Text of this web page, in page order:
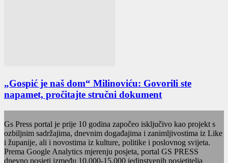
„Gospić je naš dom“ Milinoviću: Govorili ste
napamet, pročitajte stručni dokument
Gs Press portal je prije 10 godina započeo isključivo kao projekt s
ozbiljnim sadržajima, dnevnim događajima i zanimljivostima iz Like
i županije, ali i novostima iz kulture, politike i poslovnog svijeta.
Prema Google Analytics mjerenju posjeta, portal GS PRESS
dnevno posjeti između 10.000-15.000 jedinstvenih posjetitelja